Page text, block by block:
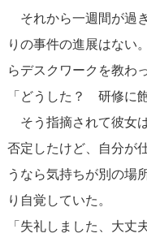
それから一週間が過
りの事件の進展はない
らデスクワークを教わ
「どうした？ 研修に
そう指摘されて彼女
否定したけど、自分が
うなら気持ちが別の場
り自覚していた。
「失礼しました、大丈